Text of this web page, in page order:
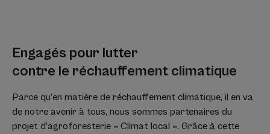
Engagés pour lutter
contre le réchauffement climatique
Parce qu’en matière de réchauffement climatique, il en va
de notre avenir à tous, nous sommes partenaires du
projet d’agroforesterie « Climat local ». Grâce à cette